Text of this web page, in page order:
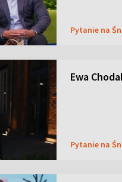
Pytanie na
Ewa
Pytanie na